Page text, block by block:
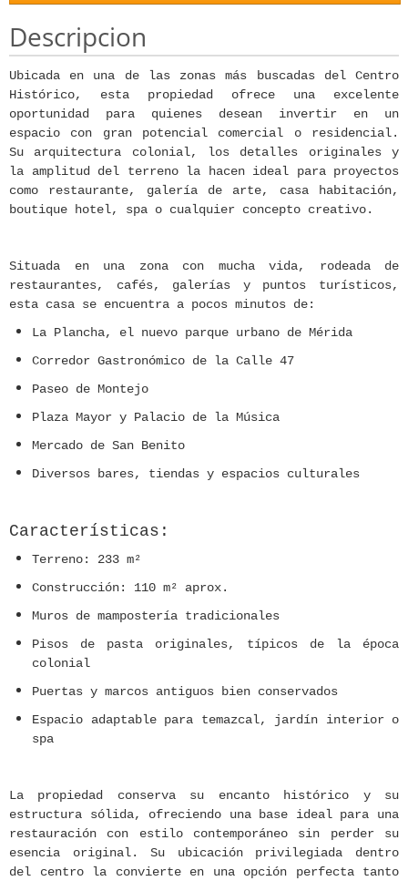
Descripcion
Ubicada en una de las zonas más buscadas del Centro
Histórico, esta propiedad ofrece una excelente
oportunidad para quienes desean invertir en un
espacio con gran potencial comercial o residencial.
Su arquitectura colonial, los detalles originales y
la amplitud del terreno la hacen ideal para proyectos
como restaurante, galería de arte, casa habitación,
boutique hotel, spa o cualquier concepto creativo.
Situada en una zona con mucha vida, rodeada de
restaurantes, cafés, galerías y puntos turísticos,
esta casa se encuentra a pocos minutos de:
La Plancha, el nuevo parque urbano de Mérida
Corredor Gastronómico de la Calle 47
Paseo de Montejo
Plaza Mayor y Palacio de la Música
Mercado de San Benito
Diversos
bares, tiendas y espacios culturales
Características:
Terreno:
233 m²
Construcción:
110 m² aprox.
Muros de mampostería tradicionales
Pisos de pasta originales, típicos de la época
colonial
Puertas y marcos antiguos bien conservados
Espacio adaptable para temazcal, jardín interior o
spa
La propiedad conserva su encanto histórico y su
estructura sólida, ofreciendo una base ideal para una
restauración con estilo contemporáneo sin perder su
esencia original. Su ubicación privilegiada dentro
del centro la convierte en una opción perfecta tanto